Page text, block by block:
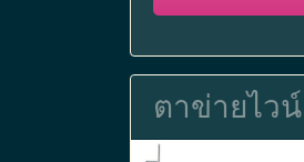
ตาข่ายไว